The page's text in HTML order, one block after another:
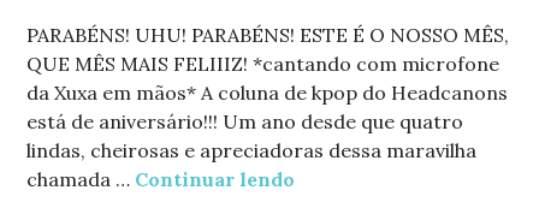
PARABÉNS! UHU! PARABÉNS! ESTE É O NOSSO MÊS,
QUE MÊS MAIS FELIIIZ! *cantando com microfone
da Xuxa em mãos* A coluna de kpop do Headcanons
está de aniversário!!! Um ano desde que quatro
lindas, cheirosas e apreciadoras dessa maravilha
chamada … Continuar lendo